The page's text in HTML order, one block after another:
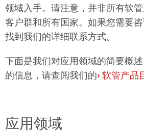
领域入手。请注意，并非所有软
客户群和所有国家。如果您需要
找到我们的详细联系方式。
下面是我们对应用领域的简要概
的信息，请查阅我们的›软管产品
应用领域